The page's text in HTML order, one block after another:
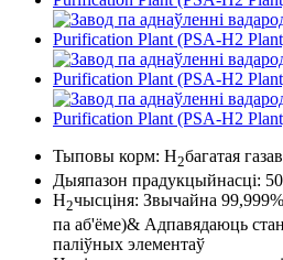
Тыповы корм: H2багатая
Дыяпазон прадукцыйнасці:
H2чысціня: Звычайна
па аб'ёме)& Адпавядаюць
паліўных элементаў